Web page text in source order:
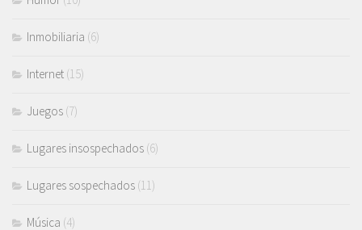
Inmobiliaria (6)
Internet (15)
Juegos (7)
Lugares insospechados (6)
Lugares sospechados (11)
Música (4)